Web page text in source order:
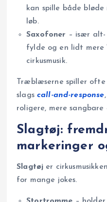
kan spille både
løb.
Saxofoner – især alt-
fylde og en lidt mere
cirkusmusik.
Træblæserne spiller
slags call-and-response
roligere, mere sangbare
Slagtøj:
markeringer
Slagtøj er
for mange jokes.